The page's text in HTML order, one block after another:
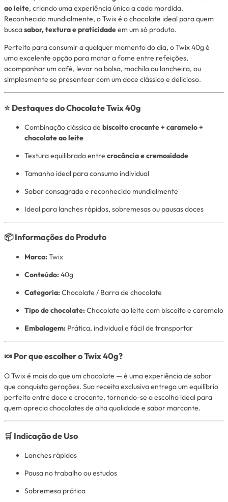
ao leite, criando uma experiência única a cada mordida.
Reconhecido mundialmente, o Twix é o chocolate ideal para quem
buscasabor, textura e praticidadeem um só produto.
Perfeito para consumir a qualquer momento do dia, o Twix 40g é
uma excelente opção para matar a fome entre refeições,
acompanhar um café, levar na bolsa, mochila ou lancheira, ou
simplesmente se presentear com um doce clássico e delicioso.
⭐ Destaques do Chocolate Twix 40g
Combinação clássica de biscoito crocante + caramelo +
chocolate ao leite
Textura equilibrada entre crocância e cremosidade
Tamanho ideal para consumo individual
Sabor consagrado e reconhecido mundialmente
Ideal para lanches rápidos, sobremesas ou pausas doces
📦 Informações do Produto
Marca:Twix
Conteúdo:40g
Categoria:Chocolate / Barra de chocolate
Tipo de chocolate:Chocolate ao leite com biscoito e caramelo
Embalagem: Prática, individual e fácil de transportar
🍬 Por que escolher o Twix 40g?
O Twix é mais do que um chocolate — é uma experiência de sabor
que conquista gerações. Sua receita exclusiva entrega um equilíbrio
perfeito entre doce e crocante, tornando-se a escolha ideal para
quem aprecia chocolates de alta qualidade e sabor marcante.
🛒 Indicação de Uso
Lanches rápidos
Pausa no trabalho ou estudos
Sobremesa prática